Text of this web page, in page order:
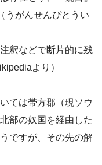
うがんせんぴとうい
釈などで断片的に残
より）
ては帯方郡（現ソウ
部の奴国を経由した
ですが、その先の解